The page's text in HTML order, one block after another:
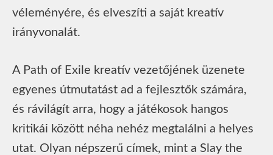
véleményére, és elveszíti a saját kreatív
irányvonalát.
A Path of Exile kreatív vezetőjének üzenete
egyenes útmutatást ad a fejlesztők számára,
és rávilágít arra, hogy a játékosok hangos
kritikái között néha nehéz megtalálni a helyes
utat. Olyan népszerű címek, mint a Slay the